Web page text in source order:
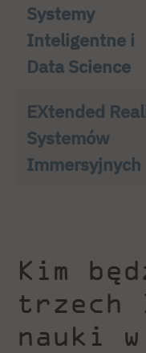
Systemy
Inteligentne i
Data Science
EXtended
Systemów
Immersyjnych
Kim
trzech
nauki w